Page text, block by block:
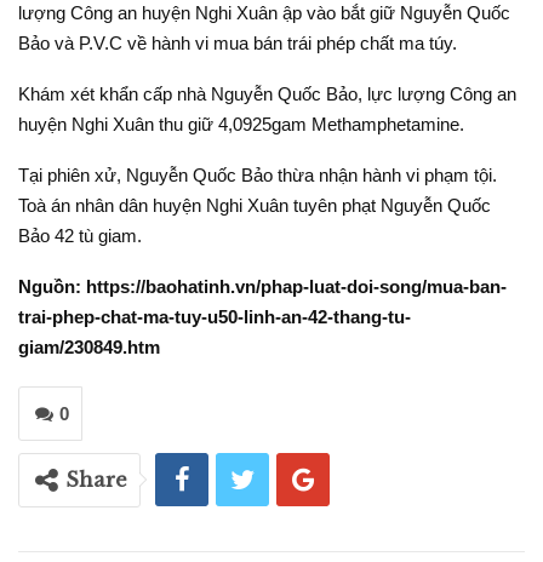
lượng Công an huyện Nghi Xuân ập vào bắt giữ Nguyễn Quốc
Bảo và P.V.C về hành vi mua bán trái phép chất ma túy.
Khám xét khẩn cấp nhà Nguyễn Quốc Bảo, lực lượng Công an
huyện Nghi Xuân thu giữ 4,0925gam Methamphetamine.
Tại phiên xử, Nguyễn Quốc Bảo thừa nhận hành vi phạm tội.
Toà án nhân dân huyện Nghi Xuân tuyên phạt Nguyễn Quốc
Bảo 42 tù giam.
Nguồn: https://baohatinh.vn/phap-luat-doi-song/mua-ban-
trai-phep-chat-ma-tuy-u50-linh-an-42-thang-tu-
giam/230849.htm
0
Share